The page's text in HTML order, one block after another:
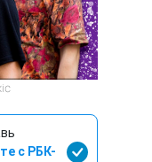
с РБК-